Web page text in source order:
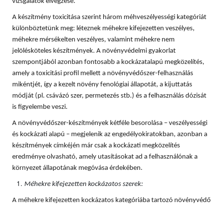
A készítmény toxicitása szerint három méhveszélyességi kategóriát
különböztetünk meg: léteznek méhekre kifejezetten veszélyes,
méhekre mérsékelten veszélyes, valamint méhekre nem
jelölésköteles készítmények. A növényvédelmi gyakorlat
szempontjából azonban fontosabb a kockázatalapú megközelítés,
amely a toxicitási profil mellett a növényvédőszer-felhasználás
mikéntjét, így a kezelt növény fenológiai állapotát, a kijuttatás
módját (pl. csávázó szer, permetezés stb.) és a felhasználás dózisát
is figyelembe veszi.
A növényvédőszer-készítmények kétféle besorolása – veszélyességi
és kockázati alapú – megjelenik az engedélyokiratokban, azonban a
készítmények címkéjén már csak a kockázati megközelítés
eredménye olvasható, amely utasításokat ad a felhasználónak a
környezet állapotának megóvása érdekében.
Méhekre kifejezetten kockázatos szerek:
A méhekre kifejezetten kockázatos kategóriába tartozó növényvédő